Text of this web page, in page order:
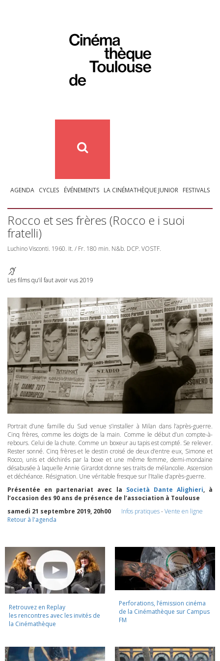
AGENDA CYCLES ÉVÉNEMENTS LA CINÉMATHÈQUE JUNIOR FESTIVALS
Rocco et ses frères (Rocco e i suoi
fratelli)
Luchino Visconti. 1960. It. / Fr. 180 min. N&b. DCP. VOSTF.
Les films qu’il faut avoir vus 2019
Portrait d’une famille du Sud venue s’installer à Milan dans l’après-guerre.
Cinq frères, comme les doigts de la main. Comme le début d’un compte-à-
rebours. Celui de la chute. Comme un boxeur au tapis est compté. Se relever.
Rester sonné. Cinq frères et le destin croisé de deux d’entre eux, Simone et
Rocco, unis et déchirés par la boxe et une même femme, demi-mondaine
désabusée à laquelle Annie Girardot donne ses traits de mélancolie. Ascension
et déchéance. Résignation. Une véritable fresque sur l’Italie d’après-guerre.
Présentée en partenariat avec la Società Dante Alighieri, à
l’occasion des 90 ans de présence de l’association à Toulouse
samedi 21 septembre 2019, 20h00
Infos pratiques-Vente en ligne
Retour à l'agenda
Retrouvez en Replay
les rencontres avec les invités de
la Cinémathèque
Perforations, l’émission cinéma
de la Cinémathèque sur Campus
FM